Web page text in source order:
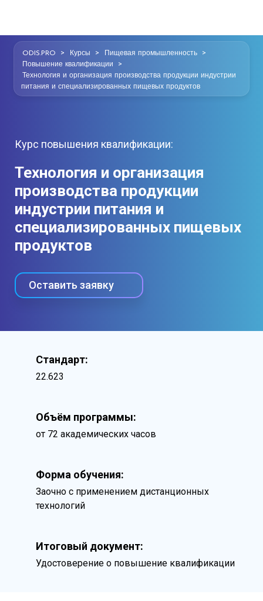
ODIS.PRO > Курсы > Пищевая промышленность >
Повышение квалификации >
Технология и организация производства продукции индустрии
питания и специализированных пищевых продуктов
Курс повышения квалификации:
Технология и организация
производства продукции
индустрии питания и
специализированных пищевых
продуктов
Оставить заявку
Стандарт:
22.623
Объём программы:
от 72 академических часов
Форма обучения:
Заочно с применением дистанционных
технологий
Итоговый документ:
Удостоверение о повышение квалификации